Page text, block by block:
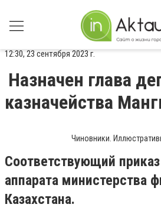
12:30, 23 сентября 2023 г.
Назначен глава
казначейства
Чиновники.
Соответствующий
аппарата министерства
Казахстана.